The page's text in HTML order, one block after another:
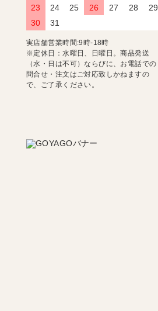
23
24 25 26 27 28
29
30
31
実店舗営業時間:9時-18時
※定休日：水曜日、日曜日。商品発送
（水・日は不可）ならびに、お電話での
問合せ・注文はご対応致しかねますの
で、ご了承ください。